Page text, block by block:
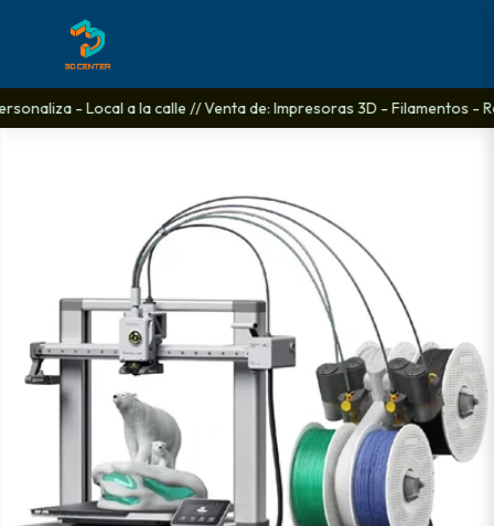
- Local a la calle // Venta de: Impresoras 3D - Filamentos -